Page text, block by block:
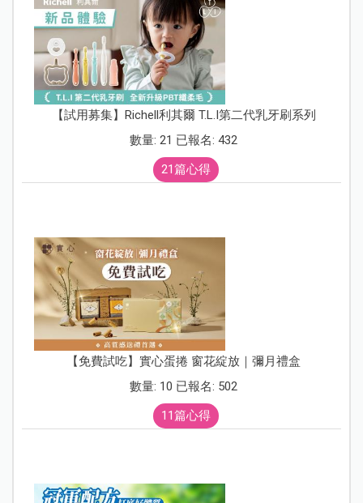
【試用募集】Richell利其爾 T.L.I第二代乳牙刷系列
數量: 21 已報名: 432
21篇心得
【免費試吃】實心蛋捲 窗花綻放｜彌月禮盒
數量: 10 已報名: 502
11篇心得